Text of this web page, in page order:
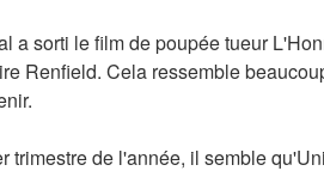
a sorti le film de poupée tueur
Renfield. Cela ressemble
trimestre de l'année, il semble